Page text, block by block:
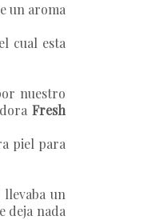
un aroma
cual esta
nuestro
Fresh
piel para
un
deja nada